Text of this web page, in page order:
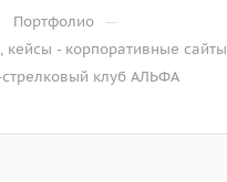
Портфолио —
кейсы - корпоративные сайты
клуб АЛЬФА